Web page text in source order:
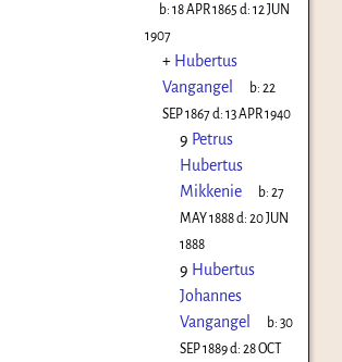
b:18 APR 1865 d:12 JUN
1907
+ Hubertus
Vangangel
b:22
SEP 1867d: 13 APR 1940
9 Petrus
Hubertus
Mikkenie
b:27
MAY 1888d: 20 JUN
1888
9 Hubertus
Johannes
Vangangel
b:30
SEP 1889d: 28 OCT